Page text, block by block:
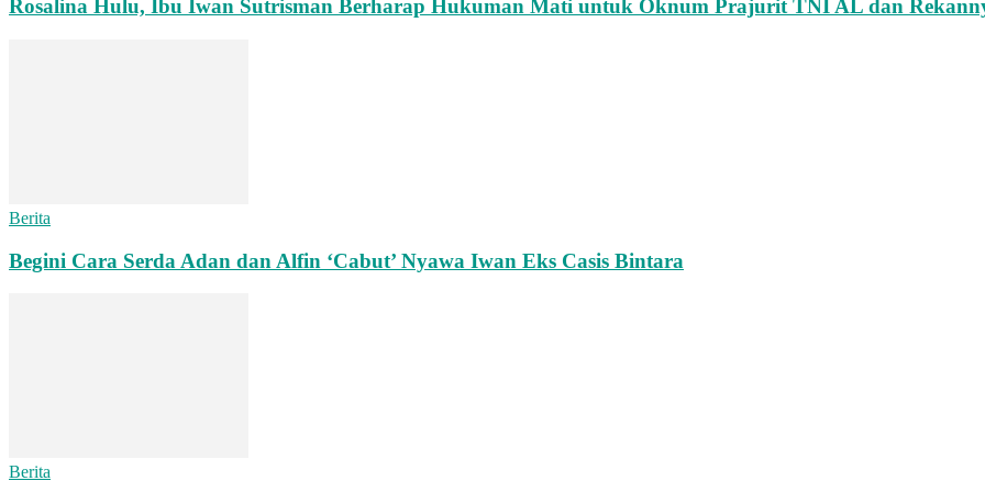
Rosalina Hulu, Ibu Iwan Sutrisman Berharap Hukuman Mati untuk Oknum Prajurit TNI AL dan
Berita
Begini Cara Serda Adan dan Alfin ‘Cabut’ Nyawa Iwan Eks Casis Bintara
Berita